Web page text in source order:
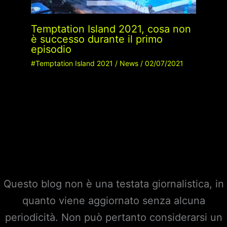
Temptation Island 2021, cosa non
è successo durante il primo
episodio
#Temptation Island 2021 / News/ 02/07/2021
Questo blog non è una testata giornalistica, in
quanto viene aggiornato senza alcuna
periodicità. Non può pertanto considerarsi un